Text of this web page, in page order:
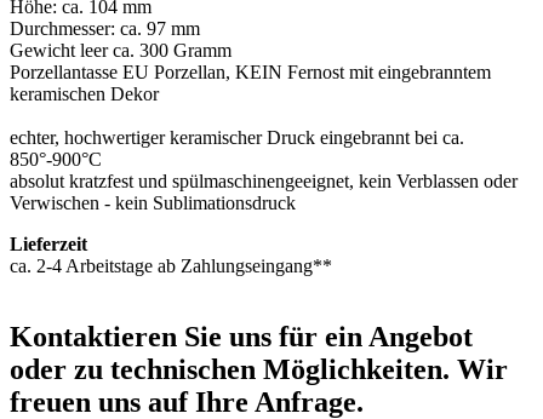
Höhe: ca. 104 mm
Durchmesser: ca. 97 mm
Gewicht leer ca. 300 Gramm
Porzellantasse EU Porzellan, KEIN Fernost mit eingebranntem
keramischen Dekor
echter, hochwertiger keramischer Druck eingebrannt bei ca.
850°-900°C
absolut kratzfest und spülmaschinengeeignet, kein Verblassen oder
Verwischen - kein Sublimationsdruck
Lieferzeit
ca. 2-4 Arbeitstage ab Zahlungseingang**
Kontaktieren Sie uns für ein Angebot
oder zu technischen Möglichkeiten. Wir
freuen uns auf Ihre Anfrage.